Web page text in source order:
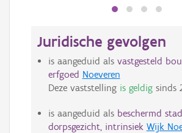
Juridische gevolgen
is aangeduid als vastgesteld
erfgoed Noeveren
Deze vaststelling is geldigsinds
is aangeduid als beschermd
dorpsgezicht, intrinsiek Wijk